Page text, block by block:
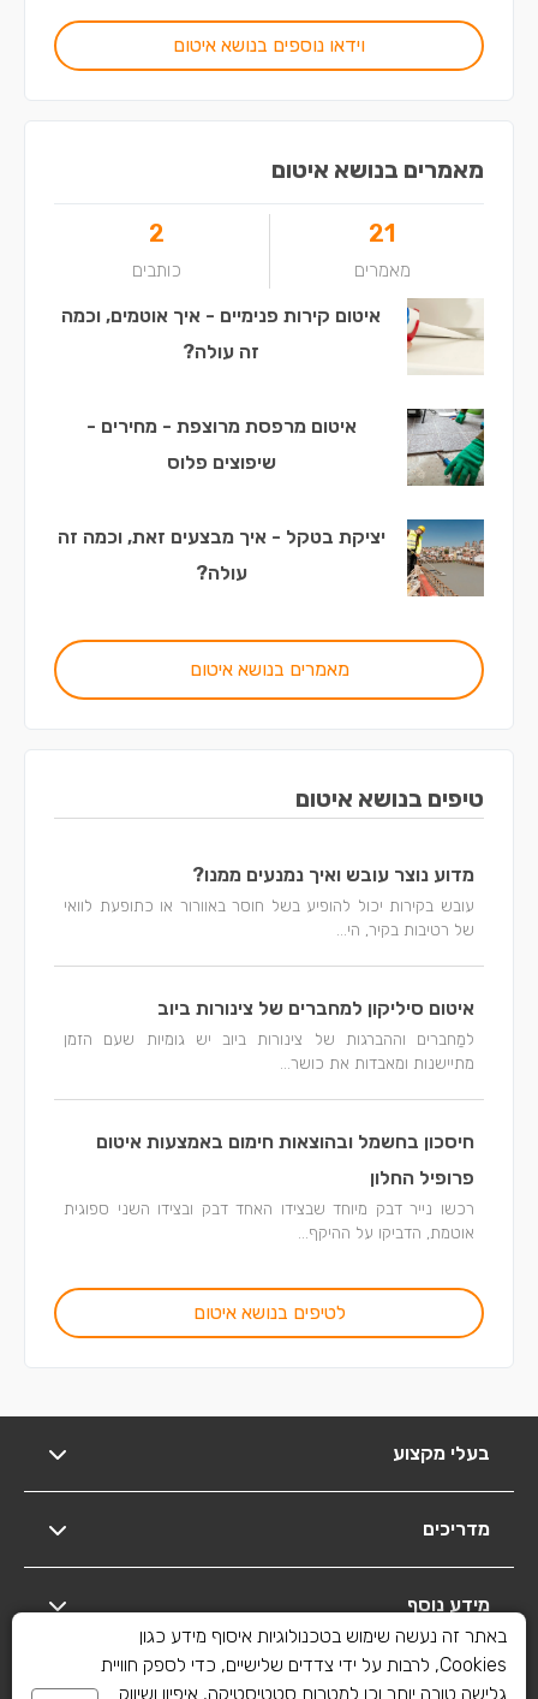
וידאו נוספים בנושא איטום
מאמרים בנושא איטום
21
מאמרים
2
כותבים
איטום קירות פנימיים - איך אוטמים, וכמה
זה עולה?
איטום מרפסת מרוצפת - מחירים -
שיפוצים פלוס
יציקת בטקל - איך מבצעים זאת, וכמה זה
עולה?
מאמרים בנושא איטום
טיפים בנושא איטום
מדוע נוצר עובש ואיך נמנעים ממנו?
עובש בקירות יכול להופיע בשל חוסר באוורור או כתופעת לוואי
של רטיבות בקיר, הי...
איטום סיליקון למחברים של צינורות ביוב
למַחברים וההברגות של צינורות ביוב יש גומיות שעם הזמן
מתיישנות ומאבדות את כושר...
חיסכון בחשמל ובהוצאות חימום באמצעות איטום
פרופיל החלון
רכשו נייר דבק מיוחד שבצידו האחד דבק ובצידו השני ספוגית
אוטמת, הדביקו על ההיקף...
לטיפים בנושא איטום
בעלי מקצוע
מדריכים
מידע נוסף
יצירת קשר
באתר זה נעשה שימוש בטכנולוגיות איסוף מידע כגון
Cookies, לרבות על ידי צדדים שלישיים, כדי לספק חוויית
גלישה טובה יותר וכן למטרות סטטיסטיקה, איפיון ושיווק.